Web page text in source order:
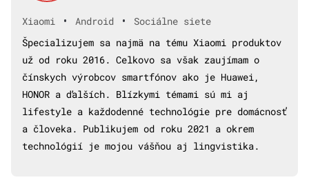
Xiaomi • Android •
Sociálne siete
Špecializujem sa najmä na tému Xiaomi produktov
už od roku 2016. Celkovo sa však zaujímam o
čínskych výrobcov smartfónov ako je Huawei,
HONOR a ďalších. Blízkymi témami sú mi aj
lifestyle a každodenné technológie pre domácnosť
a človeka. Publikujem od roku 2021 a okrem
technológií je mojou vášňou aj lingvistika.